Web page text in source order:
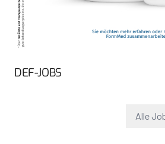
DEF-JOBS